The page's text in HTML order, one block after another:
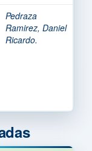
Pedraza
Ramirez, Daniel
Ricardo.